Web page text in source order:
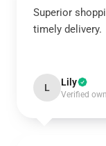
Superior
timely delivery.
L Lily
Verified